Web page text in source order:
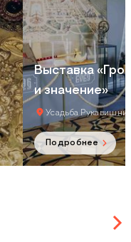
Выставка
и значение»
Усадьба
Подробнее